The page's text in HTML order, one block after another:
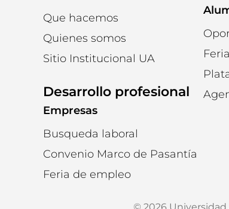
Que hacemos
Quienes somos
Sitio Institucional UA
Desarrollo profesional
Empresas
Busqueda laboral
Convenio Marco de Pasantía
Feria de empleo